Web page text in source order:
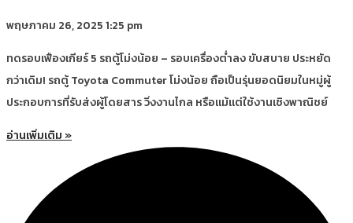
พฤษภาคม 26, 20251:25 pm
ทดรอบเฟืองเกียร์ 5 รถตู้โม่งน้อย – รอบเครื่องต่ำลง ขับสบาย ประหยัด
กว่าเดิม! รถตู้ Toyota Commuter โม่งน้อย ถือเป็นรุ่นยอดนิยมในหมู่ผู้
ประกอบการที่รับส่งผู้โดยสาร วิ่งงานไกล หรือแม้แต่ใช้งานเชิงพาณิชย์
อ่านเพิ่มเติม »